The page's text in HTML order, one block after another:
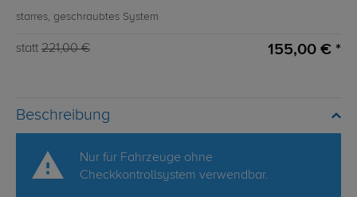
starres, geschraubtes System
statt 221,00 € 155,00 € *
Beschreibung
Nur für Fahrzeuge ohne
Checkkontrollsystem verwendbar.